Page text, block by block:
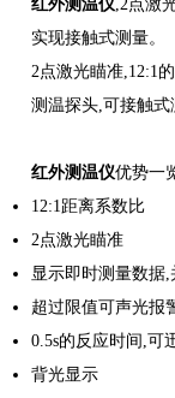
红外测温仪,2点激
实现接触式测量。
2点激光瞄准,12:1
测温探头,可接触式
红外测温仪优势一
12:1距离系数比
2点激光瞄准
显示即时测量数据
超过限值可声光报
0.5s的反应时间,可
背光显示